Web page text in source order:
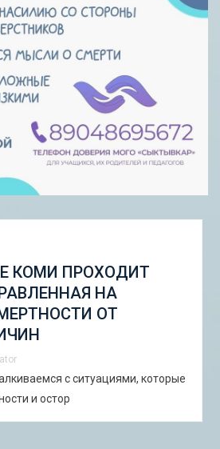
ЭКСПЕДИЦИЯ
ИЗМЕНЕНИЙ:
ИНСТРУМЕНТОВ
ДЛЯ
сентября 2026 года пройдёт
«Школа горо�